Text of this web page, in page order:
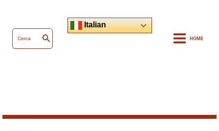
Ricerca
per:
Cerca
Italian
HOME